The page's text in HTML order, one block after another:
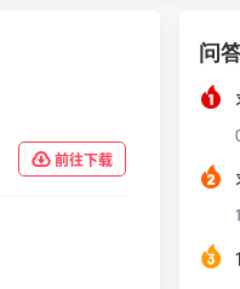
前往下载
问
1